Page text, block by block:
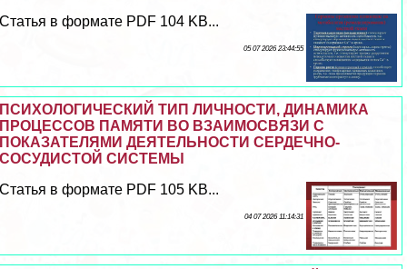
Статья в формате PDF 104 KB...
05 07 2026 23:44:55
ПСИХОЛОГИЧЕСКИЙ ТИП ЛИЧНОСТИ, ДИНАМИКА
ПРОЦЕССОВ ПАМЯТИ ВО ВЗАИМОСВЯЗИ С
ПОКАЗАТЕЛЯМИ ДЕЯТЕЛЬНОСТИ СЕРДЕЧНО-
СОСУДИСТОЙ СИСТЕМЫ
Статья в формате PDF 105 KB...
04 07 2026 11:14:31